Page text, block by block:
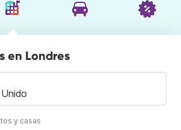
en Londres
y casas